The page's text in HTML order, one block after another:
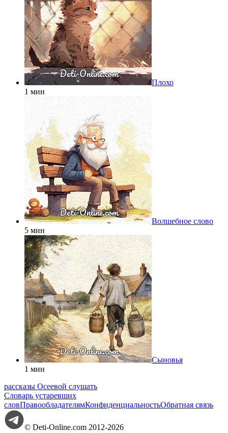
Плохо
1 мин
Волшебное слово
5 мин
Сыновья
1 мин
рассказы Осеевой слушать
Словарь устаревших
словПравообладателямКонфиденциальностьОбратная связь
© Deti-Online.com 2012-2026